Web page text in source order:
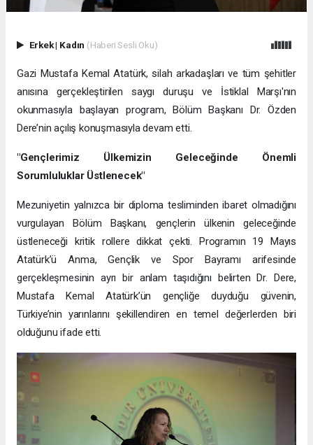
Erkek| Kadın (Haberi Sesli Oku)
Gazi Mustafa Kemal Atatürk, silah arkadaşları ve tüm şehitler
anısına gerçekleştirilen saygı duruşu ve İstiklal Marşı'nın
okunmasıyla başlayan program, Bölüm Başkanı Dr. Özden
Dere’nin açılış konuşmasıyla devam etti.
"Gençlerimiz Ülkemizin Geleceğinde Önemli
Sorumluluklar Üstlenecek"
Mezuniyetin yalnızca bir diploma tesliminden ibaret olmadığını
vurgulayan Bölüm Başkanı, gençlerin ülkenin geleceğinde
üstleneceği kritik rollere dikkat çekti. Programın 19 Mayıs
Atatürk’ü Anma, Gençlik ve Spor Bayramı arifesinde
gerçekleşmesinin ayrı bir anlam taşıdığını belirten Dr. Dere,
Mustafa Kemal Atatürk’ün gençliğe duyduğu güvenin,
Türkiye’nin yarınlarını şekillendiren en temel değerlerden biri
olduğunu ifade etti.